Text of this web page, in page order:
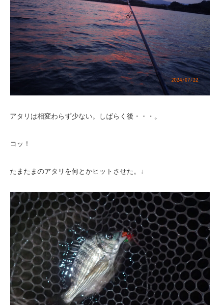
アタリは相変わらず少ない。しばらく後・・・。
コッ！
たまたまのアタリを何とかヒットさせた。↓